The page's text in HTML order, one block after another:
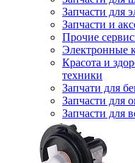
Запчасти для
Запчасти и
Прочие
Электронные
Красота и
техники
Запчати для
Запчасти для
Запчасти для